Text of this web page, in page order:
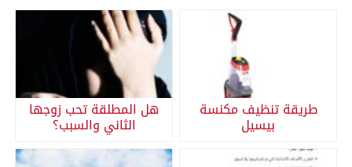
طريقة تنظيف مكنسة
بيسيل
هل المطلقة تحب زوجها
الثاني والسبب؟